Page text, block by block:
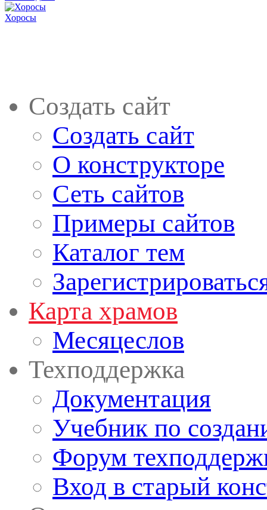
Хоросы
Создать сайт
Создать сайт
О конструкторе
Сеть сайтов
Примеры сайтов
Каталог тем
Карта храмов
Месяцеслов
Техподдержка
Документация
Учебник по
Форум
Вход в старый